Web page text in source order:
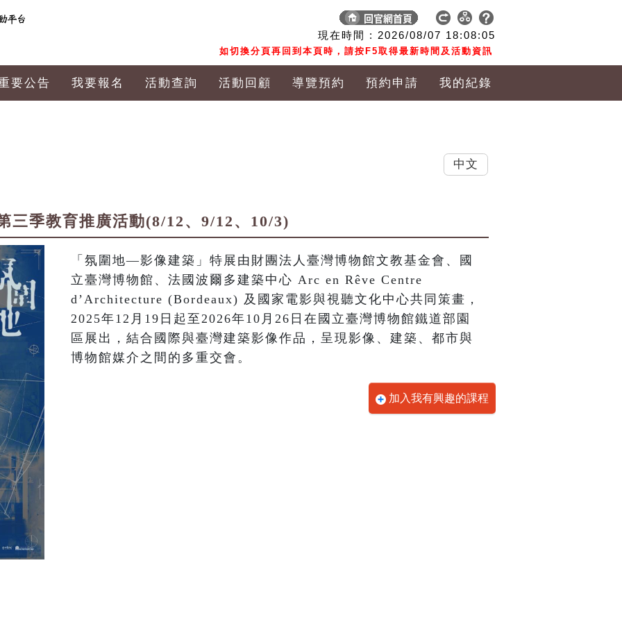
現在時間 : 2026/08/07 18:08:06
如切換分頁再回到本頁時，請按F5取得最新時間及活動資訊
要公告 我要報名 活動查詢 活動回顧 導覽預約 預約申請 我的紀錄
三季教育推廣活動(8/12、9/12、10/3)
「氛圍地—影像建築」特展由財團法人臺灣博物館文教基金會、國
立臺灣博物館、法國波爾多建築中心 Arc en Rêve Centre
d’Architecture (Bordeaux) 及國家電影與視聽文化中心共同策畫，
2025年12月19日起至2026年10月26日在國立臺灣博物館鐵道部園
區展出，結合國際與臺灣建築影像作品，呈現影像、建築、都市與
博物館媒介之間的多重交會。
加入我有興趣的課程